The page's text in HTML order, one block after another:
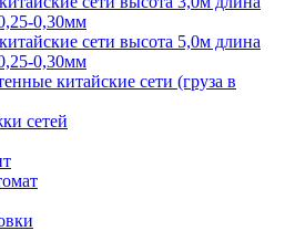
0,30мм
сети высота 5,0м длина
0,30мм
китайские сети (груза в
сетей